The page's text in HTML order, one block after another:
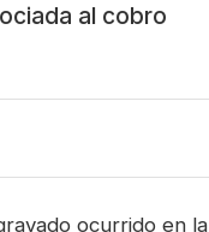
al cobro
ocurrido en la